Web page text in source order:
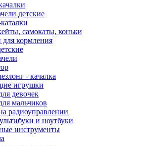
детские
самокаты, коньки
для кормления
- качалка
игрушки
девочек
мальчиков
радиоуправлении
и ноутбуки
инструменты